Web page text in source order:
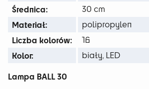
Średnica: 30 cm
Materiał: polipropylen
Liczba kolorów: 16
Kolor: biały, LED
Lampa BALL 30